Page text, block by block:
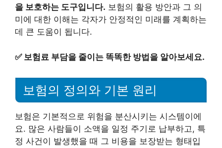
을 보호하는 도구입니다. 보험의 활용 방안과 그 의
미에 대한 이해는 각자가 안정적인 미래를 계획하는
데 큰 도움이 됩니다.
✅ 보험료 부담을 줄이는 똑똑한 방법을 알아보세요.
보험의 정의와 기본 원리
보험은 기본적으로 위험을 분산시키는 시스템이에
요. 많은 사람들이 소액을 일정 주기로 납부하고, 특
정 사건이 발생했을 때 그 비용을 보장받는 형태입